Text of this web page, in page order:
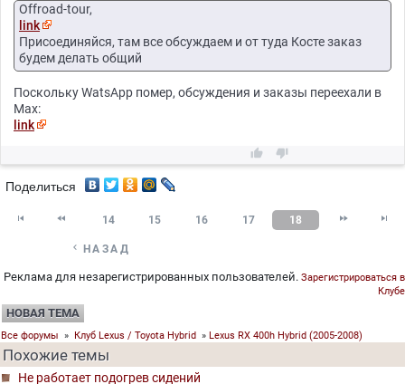
Offroad-tour,
link
Присоединяйся, там все обсуждаем и от туда Косте заказ
будем делать общий
Поскольку WatsApp помер, обсуждения и заказы переехали в
Max:
link
 
Поделиться
  14 15 16 17 18  
 НАЗАД
Реклама для незарегистрированных пользователей. Зарегистрироваться в
Клубе
НОВАЯ ТЕМА
Все форумы » Клуб Lexus / Toyota Hybrid » Lexus RX 400h Hybrid (2005-2008)
Похожие темы
Не работает подогрев сидений